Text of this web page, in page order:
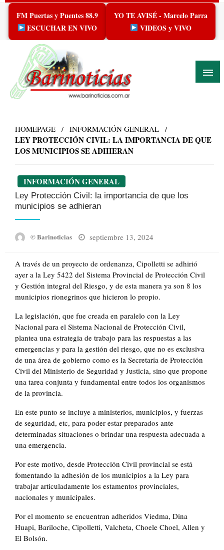
Skip
content
FM Puertas y Puentes 88.9
ESCUCHAR EN VIVO
YO TE AVISÉ - Marcelo Parra
VIDEOS y VIVO
HOMEPAGE INFORMACIÓN GENERAL
LEY PROTECCIÓN CIVIL: LA IMPORTANCIA DE QUE
LOS MUNICIPIOS SE ADHIERAN
INFORMACIÓN GENERAL
Ley Protección Civil: la importancia de que los
municipios se adhieran
© Barinoticias
Posted
septiembre 13, 2024
A través de un proyecto de ordenanza, Cipolletti se adhirió
ayer a la Ley 5422 del Sistema Provincial de Protección Civil
y Gestión integral del Riesgo, y de esta manera ya son 8 los
municipios rionegrinos que hicieron lo propio.
La legislación, que fue creada en paralelo con la Ley
Nacional para el Sistema Nacional de Protección Civil,
plantea una estrategia de trabajo para las respuestas a las
emergencias y para la gestión del riesgo, que no es exclusiva
de una área de gobierno como es la Secretaría de Protección
Civil del Ministerio de Seguridad y Justicia, sino que propone
una tarea conjunta y fundamental entre todos los organismos
de la provincia.
En este punto se incluye a ministerios, municipios, y fuerzas
de seguridad, etc, para poder estar preparados ante
determinadas situaciones o brindar una respuesta adecuada a
una emergencia.
Por este motivo, desde Protección Civil provincial se está
fomentando la adhesión de los municipios a la Ley para
trabajar articuladamente los estamentos provinciales,
nacionales y municipales.
Por el momento se encuentran adheridos Viedma, Dina
Huapi, Bariloche, Cipolletti, Valcheta, Choele Choel, Allen y
El Bolsón.